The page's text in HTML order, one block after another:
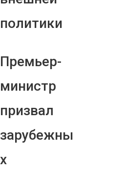
политики
Премьер-
министр
призвал
зарубежны
х